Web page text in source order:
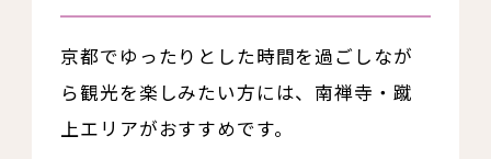
京都でゆったりとした時間を過ごしなが
ら観光を楽しみたい方には、南禅寺・蹴
上エリアがおすすめです。